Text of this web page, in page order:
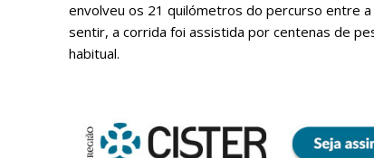
envolveu os 21 quilómetros do percurso entre
sentir, a corrida foi assistida por centenas de
habitual.